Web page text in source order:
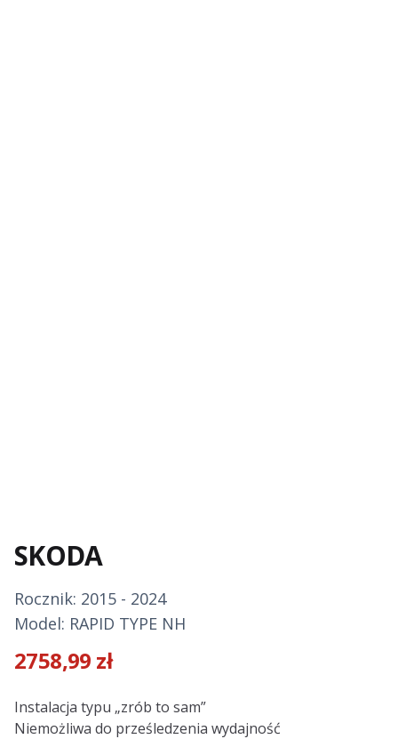
SKODA
Rocznik: 2015 - 2024
Model: RAPID TYPE NH
2758,99 zł
Description
Instalacja typu „zrób to sam”
Niemożliwa do prześledzenia wydajność